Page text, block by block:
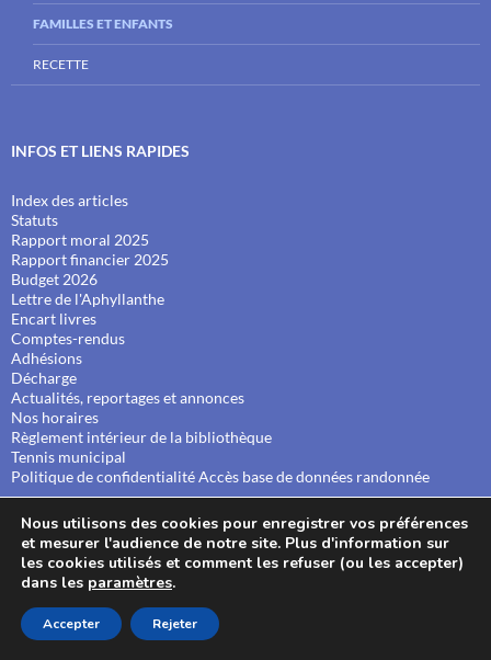
FAMILLES ET ENFANTS
RECETTE
INFOS ET LIENS RAPIDES
Index des articles
Statuts
Rapport moral 2025
Rapport financier 2025
Budget 2026
Lettre de l'Aphyllanthe
Encart livres
Comptes-rendus
Adhésions
Décharge
Actualités, reportages et annonces
Nos horaires
Règlement intérieur de la bibliothèque
Tennis municipal
Politique de confidentialitéAccès base de données randonnée
ABONNEZ-VOUS À NOTRE INFOLETTRE
E-mail*
Nous utilisons des cookies pour enregistrer vos préférences
et mesurer l'audience de notre site. Plus d'information sur
les cookies utilisés et comment les refuser (ou les accepter)
dans les paramètres.
Accepter Rejeter